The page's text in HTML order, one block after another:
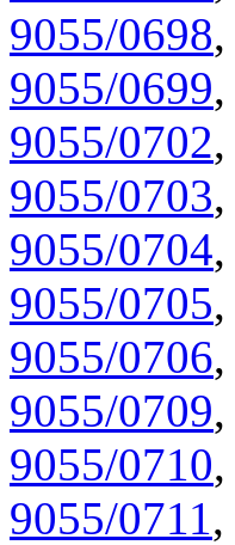
9055/0698,
9055/0699,
9055/0702,
9055/0703,
9055/0704,
9055/0705,
9055/0706,
9055/0709,
9055/0710,
9055/0711,